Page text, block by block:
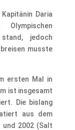
Daria
jedoch
musste
ersten Mal in
ist insgesamt
Die bislang
aus dem
und 2002 (Salt